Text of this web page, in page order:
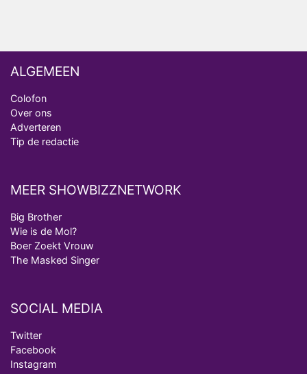
ALGEMEEN
Colofon
Over ons
Adverteren
Tip de redactie
MEER SHOWBIZZNETWORK
Big Brother
Wie is de Mol?
Boer Zoekt Vrouw
The Masked Singer
SOCIAL MEDIA
Twitter
Facebook
Instagram